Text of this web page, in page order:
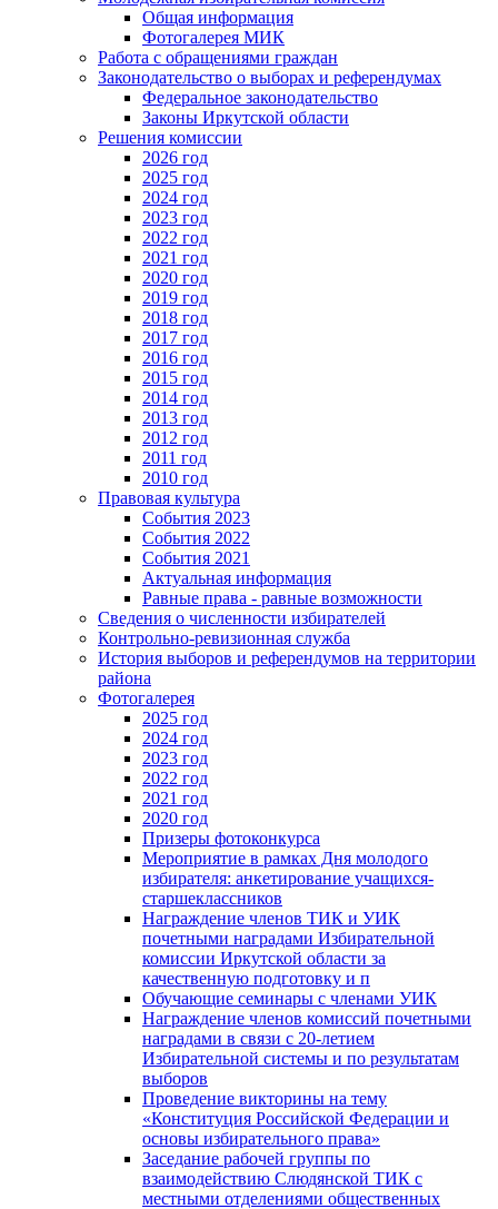
Общая информация
Фотогалерея МИК
Работа с обращениями граждан
Законодательство о выборах и референдумах
Федеральное законодательство
Законы Иркутской области
Решения комиссии
2026 год
2025 год
2024 год
2023 год
2022 год
2021 год
2020 год
2019 год
2018 год
2017 год
2016 год
2015 год
2014 год
2013 год
2012 год
2011 год
2010 год
Правовая культура
События 2023
События 2022
События 2021
Актуальная информация
Равные права - равные возможности
Сведения о численности избирателей
Контрольно-ревизионная служба
История выборов и референдумов на территории
района
Фотогалерея
2025 год
2024 год
2023 год
2022 год
2021 год
2020 год
Призеры фотоконкурса
Мероприятие в рамках Дня молодого
избирателя: анкетирование учащихся-
старшеклассников
Награждение членов ТИК и УИК
почетными наградами Избирательной
комиссии Иркутской области за
качественную подготовку и п
Обучающие семинары с членами УИК
Награждение членов комиссий почетными
наградами в связи с 20-летием
Избирательной системы и по результатам
выборов
Проведение викторины на тему
«Конституция Российской Федерации и
основы избирательного права»
Заседание рабочей группы по
взаимодействию Слюдянской ТИК с
местными отделениями общественных